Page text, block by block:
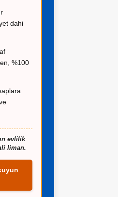
dahi
%100
evlilik
liman.